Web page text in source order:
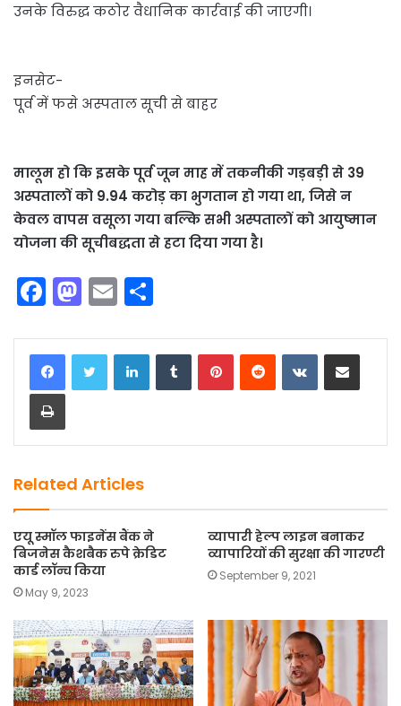
उनके विरुद्ध कठोर वैधानिक कार्रवाई की जाएगी।
इनसेट-
पूर्व में फसे अस्पताल सूची से बाहर
मालूम हो कि इसके पूर्व जून माह में तकनीकी गड़बड़ी से 39
अस्पतालों को 9.94 करोड़ का भुगतान हो गया था, जिसे न
केवल वापस वसूला गया बल्कि सभी अस्पतालों को आयुष्मान
योजना की सूचीबद्धता से हटा दिया गया है।
F
a
c
e
b
o
k
M
a
st
o
o
E
m
ai ar
LinkedInTumblrPinterestReddit VKontakteShare via Email
Print
Related Articles
एयू स्मॉल फाइनेंस बैंक ने
बिजनेस कैशबैक रुपे क्रेडिट
कार्ड लॉन्च किया
May 9, 2023
व्यापारी हेल्प लाइन बनाकर
व्यापारियों की सुरक्षा की गारण्टी
September 9, 2021